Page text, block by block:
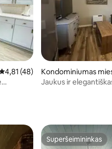
įvertinimas: 4,81 iš 5,
4,81 (48)
Kondominiumas
mont
Jaukus ir
Superšeimininkas
Superšeimininkas